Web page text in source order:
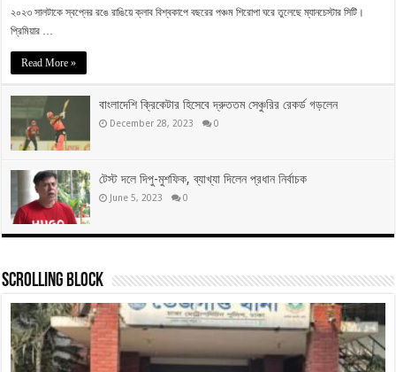
২০২৩ সালটাকে স্বপ্নের রঙে রাঙিয়ে ক্লাব বিশ্বকাপে বছরের পঞ্চম শিরোপা ঘরে তুলেছে ম্যানচেস্টার সিটি।
প্রিমিয়ার …
Read More »
বাংলাদেশি ক্রিকেটার হিসেবে দ্রুততম সেঞ্চুরির রেকর্ড গড়লেন
December 28, 2023 0
টেস্ট দলে দিপু-মুশফিক, ব্যাখ্যা দিলেন প্রধান নির্বাচক
June 5, 2023 0
Scrolling Block